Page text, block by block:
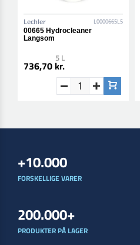
Lechler L0000665L5
00665 Hydrocleaner
Langsom
5 L
736,70 kr.
+10.000
FORSKELLIGE VARER
200.000+
PRODUKTER PÅ LAGER